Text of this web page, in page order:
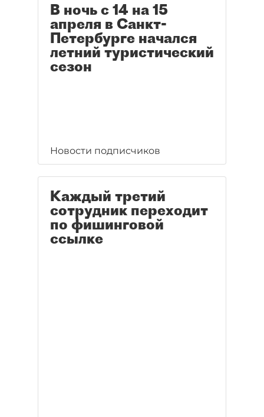
В ночь с 14 на 15
апреля в Санкт-
Петербурге начался
летний туристический
сезон
Новости подписчиков
Каждый третий
сотрудник переходит
по фишинговой
ссылке